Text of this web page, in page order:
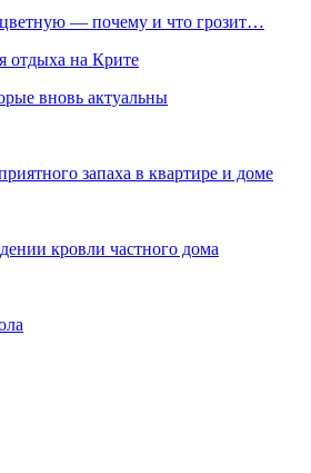
— почему и что грозит…
отдыха на Крите
вновь актуальны
запаха в квартире и доме
кровли частного дома